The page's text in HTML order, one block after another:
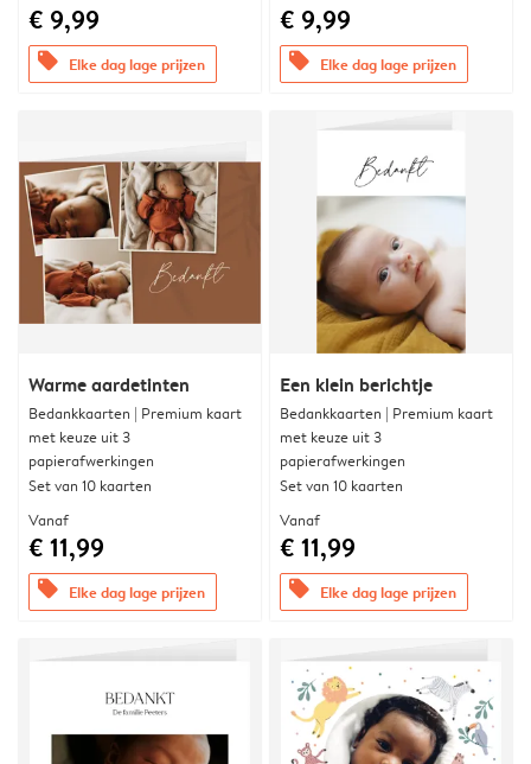
€ 9,99
offers Elke dag lage prijzen
€ 9,99
offers Elke dag lage prijzen
Warme aardetinten
Bedankkaarten | Premium kaart
met keuze uit 3
papierafwerkingen
Set van 10 kaarten
Vanaf
€ 11,99
offers Elke dag lage prijzen
Een klein berichtje
Bedankkaarten | Premium kaart
met keuze uit 3
papierafwerkingen
Set van 10 kaarten
Vanaf
€ 11,99
offers Elke dag lage prijzen